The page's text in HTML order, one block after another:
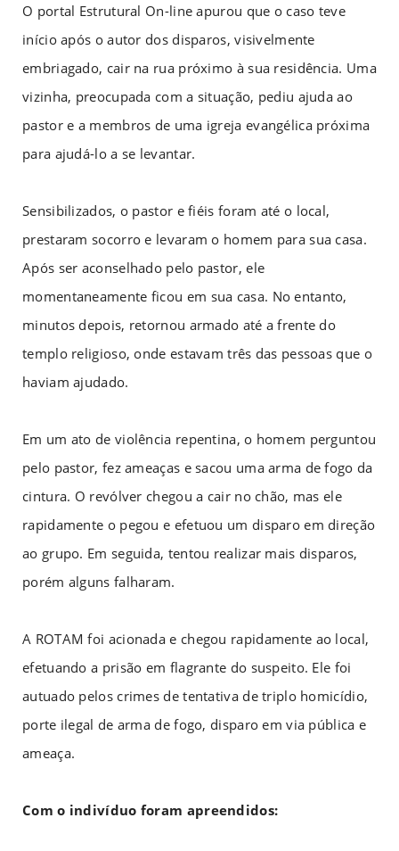
O portal Estrutural On-line apurou que o caso teve
início após o autor dos disparos, visivelmente
embriagado, cair na rua próximo à sua residência. Uma
vizinha, preocupada com a situação, pediu ajuda ao
pastor e a membros de uma igreja evangélica próxima
para ajudá-lo a se levantar.
Sensibilizados, o pastor e fiéis foram até o local,
prestaram socorro e levaram o homem para sua casa.
Após ser aconselhado pelo pastor, ele
momentaneamente ficou em sua casa. No entanto,
minutos depois, retornou armado até a frente do
templo religioso, onde estavam três das pessoas que o
haviam ajudado.
Em um ato de violência repentina, o homem perguntou
pelo pastor, fez ameaças e sacou uma arma de fogo da
cintura. O revólver chegou a cair no chão, mas ele
rapidamente o pegou e efetuou um disparo em direção
ao grupo. Em seguida, tentou realizar mais disparos,
porém alguns falharam.
A ROTAM foi acionada e chegou rapidamente ao local,
efetuando a prisão em flagrante do suspeito. Ele foi
autuado pelos crimes de tentativa de triplo homicídio,
porte ilegal de arma de fogo, disparo em via pública e
ameaça.
Com o indivíduo foram apreendidos: